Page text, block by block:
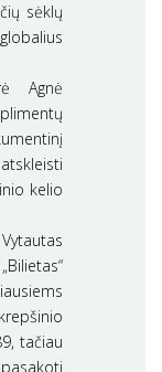
sėklų
Agnė
kelio
tačiau